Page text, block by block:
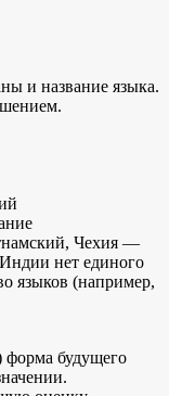
и название языка.
Чехия —
нет единого
языков (например,
форма будущего